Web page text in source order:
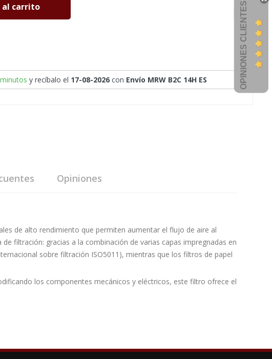
al carrito
y recíbalo el 17-08-2026 con Envío MRW B2C 14H ES
Opiniones
de alto rendimiento que permiten aumentar el flujo de aire al
filtración: gracias a la combinación de varias capas impregnadas en
sobre filtración ISO5011), mientras que los filtros de papel
los componentes mecánicos y eléctricos, este filtro ofrece el
OPINIONES CLIENTES